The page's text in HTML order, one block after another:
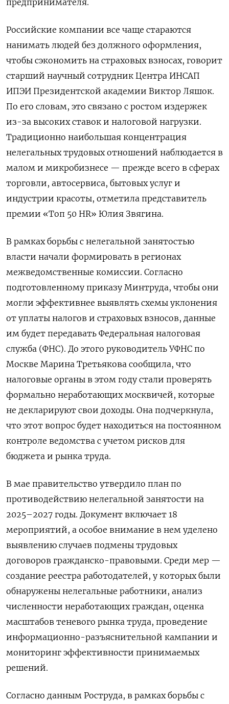
Российские компании все чаще стараются
нанимать людей без должного оформления,
чтобы сэкономить на страховых взносах, говорит
старший научный сотрудник Центра ИНСАП
ИПЭИ Президентской академии Виктор Ляшок.
По его словам, это связано с ростом издержек
из-за высоких ставок и налоговой нагрузки.
Традиционно наибольшая концентрация
нелегальных трудовых отношений наблюдается в
малом и микробизнесе — прежде всего в сферах
торговли, автосервиса, бытовых услуг и
индустрии красоты, отметила представитель
премии «Топ 50 HR» Юлия Звягина.
В рамках борьбы с нелегальной занятостью
власти начали формировать в регионах
межведомственные комиссии. Согласно
подготовленному приказу Минтруда, чтобы они
могли эффективнее выявлять схемы уклонения
от уплаты налогов и страховых взносов, данные
им будет передавать Федеральная налоговая
служба (ФНС). До этого руководитель УФНС по
Москве Марина Третьякова сообщила, что
налоговые органы в этом году стали проверять
формально неработающих москвичей, которые
не декларируют свои доходы. Она подчеркнула,
что этот вопрос будет находиться на постоянном
контроле ведомства с учетом рисков для
бюджета и рынка труда.
В мае правительство утвердило план по
противодействию нелегальной занятости на
2025–2027 годы. Документ включает 18
мероприятий, а особое внимание в нем уделено
выявлению случаев подмены трудовых
договоров гражданско-правовыми. Среди мер —
создание реестра работодателей, у которых были
обнаружены нелегальные работники, анализ
численности неработающих граждан, оценка
масштабов теневого рынка труда, проведение
информационно-разъяснительной кампании и
мониторинг эффективности принимаемых
решений.
Согласно данным Роструда, в рамках борьбы с